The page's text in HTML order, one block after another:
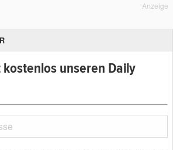
Anzeige
unseren Daily